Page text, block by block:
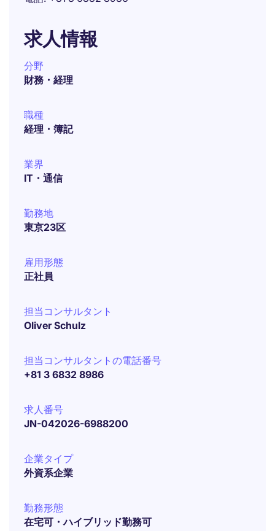
求人情報
分野
財務・経理
職種
経理・簿記
業界
IT・通信
勤務地
東京23区
雇用形態
正社員
担当コンサルタント
Oliver Schulz
担当コンサルタントの電話番号
+81 3 6832 8986
求人番号
JN-042026-6988200
企業タイプ
外資系企業
勤務形態
在宅可・ハイブリッド勤務可